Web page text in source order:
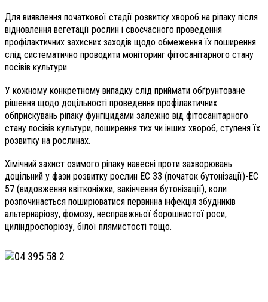
Для виявлення початкової стадії розвитку хвороб на ріпаку після
відновлення вегетації рослин і своєчасного проведення
профілактичних захисних заходів щодо обмеження їх поширення
слід систематично проводити моніторинг фітосанітарного стану
посівів культури.
У кожному конкретному випадку слід приймати обґрунтоване
рішення щодо доцільності проведення профілактичних
обприскувань ріпаку фунгіцидами залежно від фітосанітарного
стану посівів культури, поширення тих чи інших хвороб, ступеня їх
розвитку на рослинах.
Хімічний захист озимого ріпаку навесні проти захворювань
доцільний у фази розвитку рослин ЕС 33 (початок бутонізації)-ЕС
57 (видовження квітконіжки, закінчення бутонізації), коли
розпочинається поширюватися первинна інфекція збудників
альтернаріозу, фомозу, несправжньої борошнистої роси,
циліндроспоріозу, білої плямистості тощо.